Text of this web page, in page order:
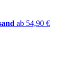
ab 54,90 €